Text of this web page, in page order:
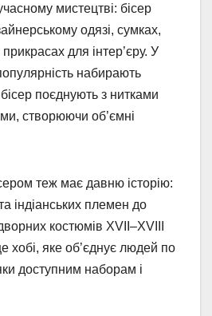
мистецтві: бісер
одязі, сумках,
прикрасах для інтер’єру. У
набирають
поєднують з нитками
створюючи об’ємні
теж має давню історію:
індіанських племен до
костюмів XVII–XVIII
хобі, яке об’єднує людей по
доступним наборам і